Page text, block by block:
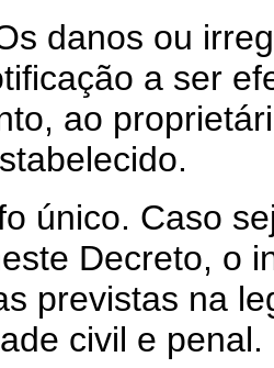
danos ou
a ser
ao
único. Caso
Decreto, o
previstas na
civil e penal.